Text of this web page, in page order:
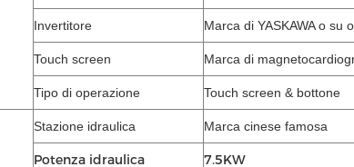
Invertitore Marca di YASKAWA o su
Touch screen Marca di
Tipo di operazione Touch screen & bottone
Stazione idraulica Marca cinese famosa
Potenza idraulica 7.5KW